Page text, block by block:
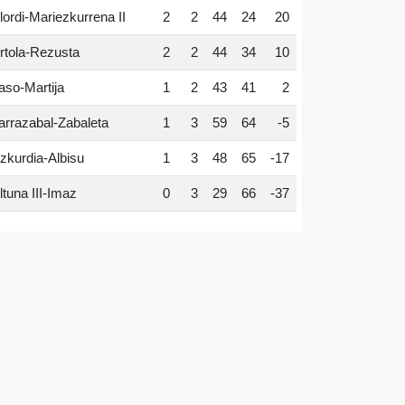
Mariezkurrena II 2 2 44 24 20
Rezusta 2 2 44 34 10
Martija 1 2 43 41 2
Zabaleta 1 3 59 64 -5
Albisu 1 3 48 65 -17
III-Imaz 0 3 29 66 -37